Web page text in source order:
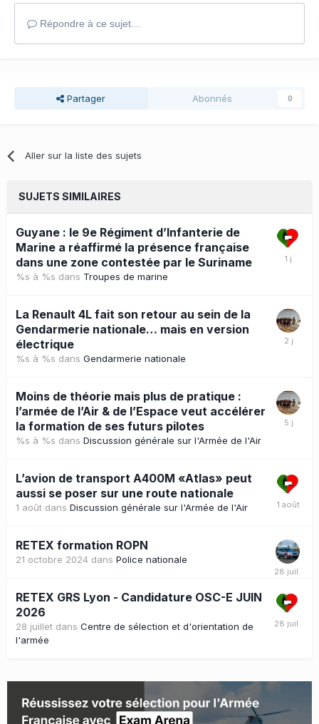
Répondre à ce sujet…
Partager Abonnés 0
Aller sur la liste des sujets
SUJETS SIMILAIRES
Guyane : le 9e Régiment d’Infanterie de
Marine a réaffirmé la présence française
dans une zone contestée par le Suriname
%s à %s dans Troupes de marine
La Renault 4L fait son retour au sein de la
Gendarmerie nationale… mais en version
électrique
%s à %s dans Gendarmerie nationale
Moins de théorie mais plus de pratique :
l’armée de l’Air & de l’Espace veut accélérer
la formation de ses futurs pilotes
%s à %s dans Discussion générale sur l'Armée de l'Air
L’avion de transport A400M «Atlas» peut
aussi se poser sur une route nationale
1 août dans Discussion générale sur l'Armée de l'Air
RETEX formation ROPN
21 octobre 2024 dans Police nationale
RETEX GRS Lyon - Candidature OSC-E JUIN
2026
28 juillet dans Centre de sélection et d'orientation de
l'armée